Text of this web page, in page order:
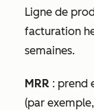
Ligne de
facturation
semaines.
MRR : prend
(par